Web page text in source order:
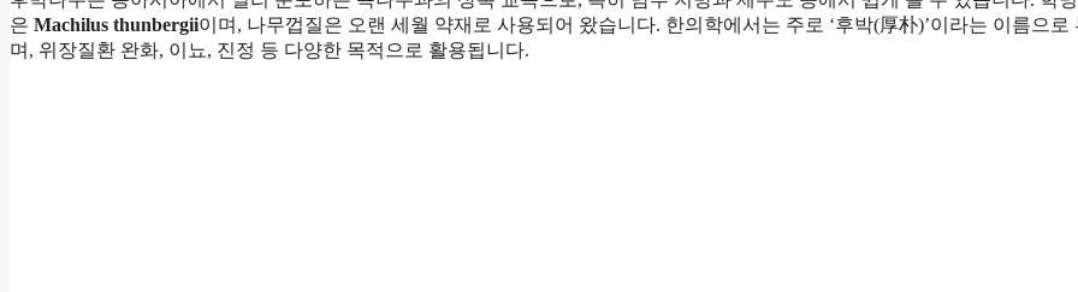
은 Machilus thunbergii이며, 나무껍질은 오랜 세월 약재로 사용되어 왔습니다. 한의학에서는 주로 ‘후박(厚朴)’이라는 이름으로
며, 위장질환 완화, 이뇨, 진정 등 다양한 목적으로 활용됩니다.